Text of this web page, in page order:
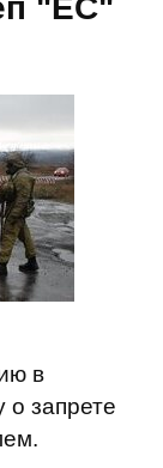
"ЕС"
в
запрете